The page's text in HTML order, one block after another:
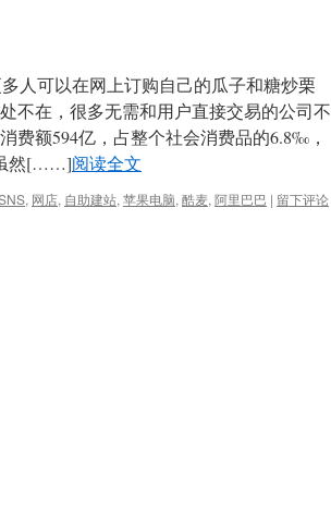
人可以在网上订购自己的瓜子和糖炒栗
不在，很多无需和用户直接交易的公司不
费额594亿，占整个社会消费品的6.8‰，
虽然[……]阅读全文
, 网店, 自助建站, 苹果电脑, 酷麦, 阿里巴巴 | 留下评论